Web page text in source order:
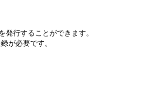
行することができます。
が必要です。